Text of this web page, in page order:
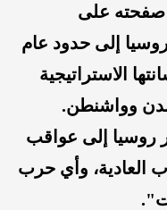
صفحته على
إلى حدود عام
الاستراتيجية
وواشنطن.
روسيا إلى عواقب
العادية، وأي حرب